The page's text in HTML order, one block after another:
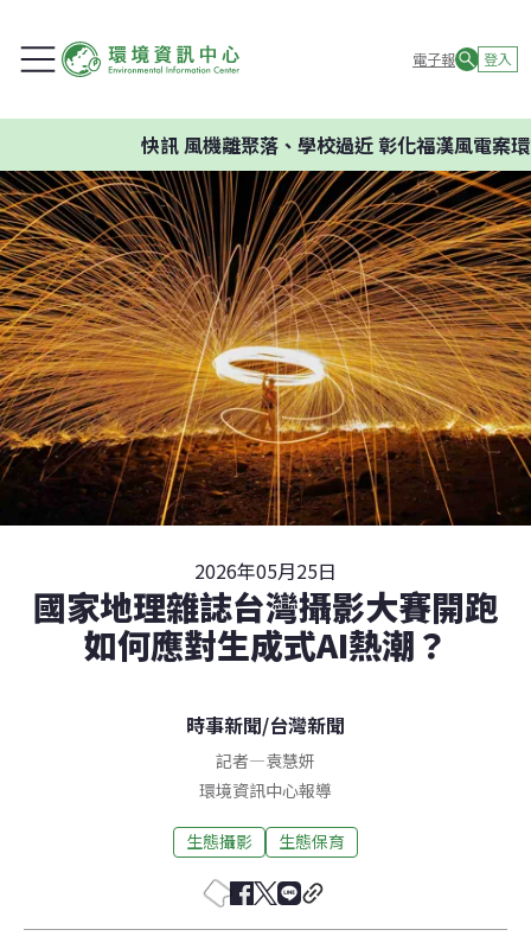
電子報 登入
風機離聚落、學校過近 彰化福漢風電案環委建議
2026年05月25日
國家地理雜誌台灣攝影大賽開跑
如何應對生成式AI熱潮？
時事新聞/台灣新聞
記者—袁慧妍
環境資訊中心報導
生態攝影 生態保育